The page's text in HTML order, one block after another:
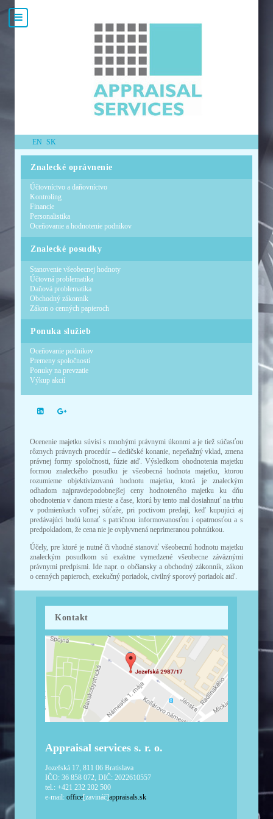
EN SK
Znalecké oprávnenie
Účtovníctvo a daňovníctvo
Kontroling
Financie
Personalistika
Oceňovanie a hodnotenie podnikov
Znalecké posudky
Stanovenie všeobecnej hodnoty
Účtovná problematika
Daňová problematika
Obchodný zákonník
Zákon o cenných papieroch
Ponuka služieb
Oceňovanie podnikov
Premeny spoločností
Ponuky na prevzatie
Výkup akcií
Ocenenie majetku súvisí s mnohými právnymi úkonmi a je tiež súčasťou
rôznych právnych procedúr – dedičské konanie, nepeňažný vklad, zmena
právnej formy spoločnosti, fúzie atď. Výsledkom ohodnotenia majetku
formou znaleckého posudku je všeobecná hodnota majetku, ktorou
rozumieme objektivizovanú hodnotu majetku, ktorá je znaleckým
odhadom najpravdepodobnejšej ceny hodnoteného majetku ku dňu
ohodnotenia v danom mieste a čase, ktorú by tento mal dosiahnuť na trhu
v podmienkach voľnej súťaže, pri poctivom predaji, keď kupujúci aj
predávajúci budú konať s patričnou informovanosťou i opatrnosťou a s
predpokladom, že cena nie je ovplyvnená neprimeranou pohnútkou.
Účely, pre ktoré je nutné či vhodné stanoviť všeobecnú hodnotu majetku
znaleckým posudkom sú exaktne vymedzené všeobecne záväznými
právnymi predpismi. Ide napr. o občiansky a obchodný zákonník, zákon
o cenných papieroch, exekučný poriadok, civilný sporový poriadok atď.
Kontakt
Appraisal services s. r. o.
Jozefská 17, 811 06 Bratislava
IČO: 36 858 072, DIČ: 2022610557
tel.: +421 232 202 500
e-mail: office[zavináč]appraisals.sk